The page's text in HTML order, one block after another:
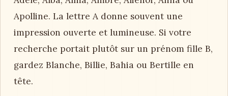
Apolline. La lettre A donne souvent une
impression ouverte et lumineuse. Si votre
recherche portait plutôt sur un prénom fille B,
gardez Blanche, Billie, Bahia ou Bertille en
tête.